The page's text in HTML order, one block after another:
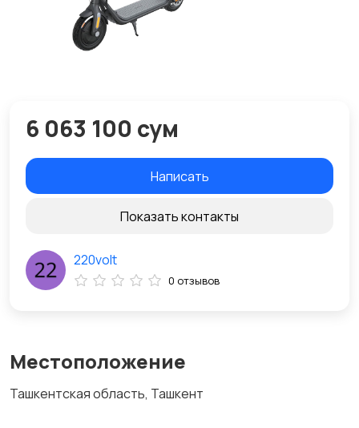
Местоположение
Ташкентская область, Ташкент
6 063 100 сум
Написать
Показать контакты
220volt
0 отзывов